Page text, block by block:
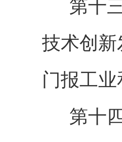
第十
技术创
门报工
第十